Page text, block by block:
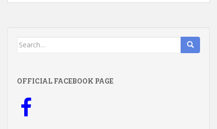
Search
OFFICIAL FACEBOOK PAGE